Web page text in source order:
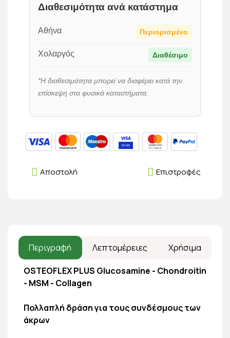
Διαθεσιμότητα ανά κατάστημα
Αθήνα Περιορισμένο
Χολαργός Διαθέσιμο
*Η διαθεσιμότητα μπορεί να διαφέρει κατά την
επίσκεψη στα φυσικά καταστήματα.
Επιστροφές
Αποστολή
Περιγραφή Λεπτομέρειες Χρήσιμα
OSTEOFLEX PLUS Glucosamine - Chondroitin
- MSM - Collagen
Πολλαπλή δράση για τους συνδέσμους των
άκρων